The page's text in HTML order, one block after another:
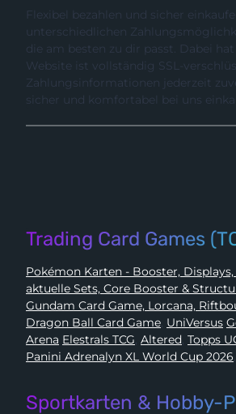
Flexibel bezahlen und sicher
unterschiedlichen Zahlungsmöglichkeiten, damit du genau die Methode
die am besten zu dir passt. Dabei hat
Website ist vollständig SSL-
Zahlungsinformationen jederzeit zuverlässig geschützt sind. So kannst du entspannt,
sicher und komfortabel bei uns
Trading Card Games
aktuelle Sets, Core Booster &
Gundam Card Game, Lorcana,
Dragon Ball Card Game, UniVersus
Arena
Elestrals TCG, Altered, Topps
Panini Adrenalyn XL World Cup 2026
Sportkarten & Hobby-